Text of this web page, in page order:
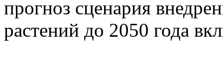
прогноз сценария
растений до 2050 года